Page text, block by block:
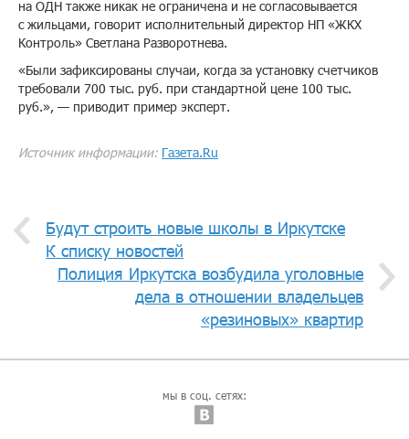
на ОДН также никак не ограничена и не согласовывается
с жильцами, говорит исполнительный директор НП «ЖКХ
Контроль» Светлана Разворотнева.
«Были зафиксированы случаи, когда за установку счетчиков
требовали 700 тыс. руб. при стандартной цене 100 тыс.
руб.», — приводит пример эксперт.
Источник информации: Газета.Ru
Будут строить новые школы в Иркутске
К списку новостей
Полиция Иркутска возбудила уголовные
дела в отношении владельцев
«резиновых» квартир
мы в соц. сетях: